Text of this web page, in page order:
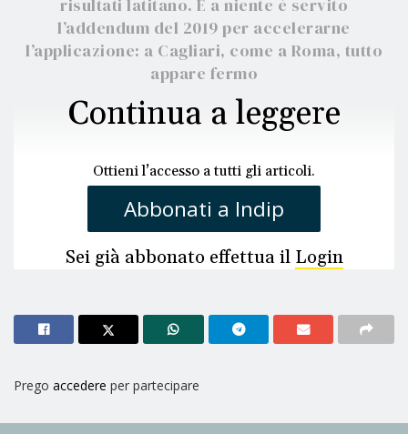
risultati latitano. E a niente è servito
l’addendum del 2019 per accelerarne
l’applicazione: a Cagliari, come a Roma, tutto
appare fermo
Continua a leggere
Ottieni l’accesso a tutti gli articoli.
Abbonati a Indip
Sei già abbonato effettua il Login
Prego accedere per partecipare